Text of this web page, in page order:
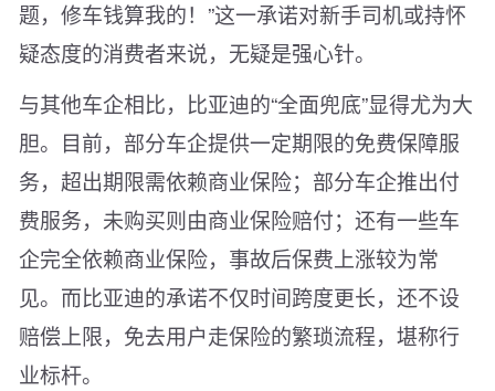
题，修车钱算我的！”这一承诺对新手司机或持怀
疑态度的消费者来说，无疑是强心针。
与其他车企相比，比亚迪的“全面兜底”显得尤为大
胆。目前，部分车企提供一定期限的免费保障服
务，超出期限需依赖商业保险；部分车企推出付
费服务，未购买则由商业保险赔付；还有一些车
企完全依赖商业保险，事故后保费上涨较为常
见。而比亚迪的承诺不仅时间跨度更长，还不设
赔偿上限，免去用户走保险的繁琐流程，堪称行
业标杆。